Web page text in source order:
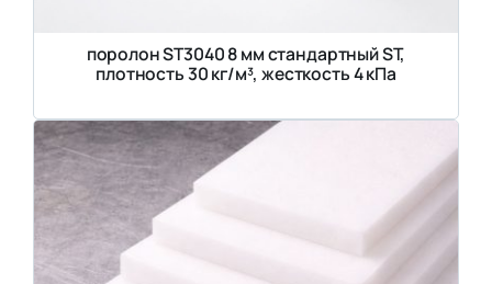
поролон ST3040 8 мм стандартный ST,
плотность 30 кг/м³, жесткость 4 кПа